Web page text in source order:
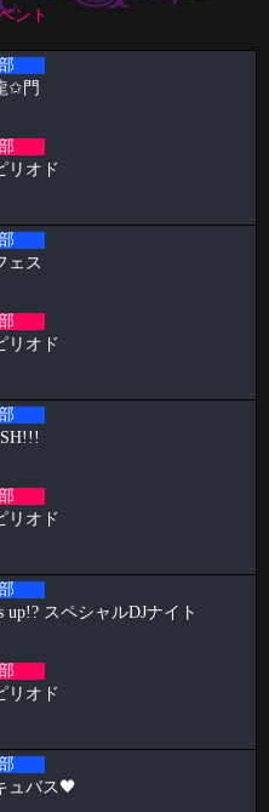
もらってます！！ ケイタです🦋
！ やっと台風「チャンミー」が
🤩 1等 4460 2等 11626 3等
ト
いよ6月でPapillonは5周年を迎え
ございます。阿部乱丸です。
🤩 1等 12095 2等 14118 3等
ント
✩門
リオド
ェス
リオド
リオド
up!? スペシャルDJナイト
リオド
ュバス🖤